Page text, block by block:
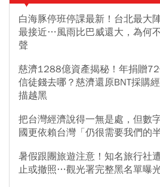
白海豚停班停課最新！台北最大
最接近…風雨比巴威還大，為何
聲
慈濟1288億資產揭秘！年捐贈
信徒錢去哪？慈濟還原BNT採購
描越黑
把台灣經濟說得一無是處，但數
國更依賴台灣「仍很需要我們的半
暑假跟團旅遊注意！知名旅行社
止或撤照…觀光署完整黑名單曝